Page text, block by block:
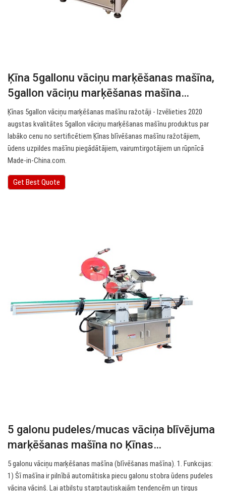
Ķīna 5gallonu vāciņu marķēšanas mašīna,
5gallon vāciņu marķēšanas mašīna…
Ķīnas 5gallon vāciņu marķēšanas mašīnu ražotāji - Izvēlieties 2020
augstas kvalitātes 5gallon vāciņu marķēšanas mašīnu produktus par
labāko cenu no sertificētiem Ķīnas blīvēšanas mašīnu ražotājiem,
ūdens uzpildes mašīnu piegādātājiem, vairumtirgotājiem un rūpnīcā
Made-in-China.com.
Get Best Quote
5 galonu pudeles/mucas vāciņa blīvējuma
marķēšanas mašīna no Ķīnas…
5 galonu vāciņu marķēšanas mašīna (blīvēšanas mašīna). 1. Funkcijas:
1) Šī mašīna ir pilnībā automātiska piecu galonu stobra ūdens pudeles
vāciņa vāciņš. Lai atbilstu starptautiskajām tendencēm un tirgus